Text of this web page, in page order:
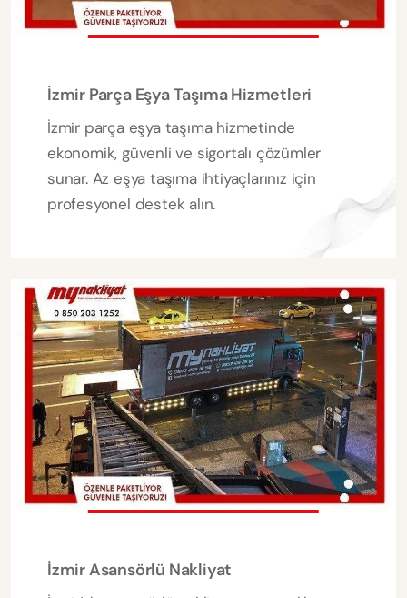
İzmir Parça Eşya Taşıma Hizmetleri
İzmir parça eşya taşıma hizmetinde
ekonomik, güvenli ve sigortalı çözümler
sunar. Az eşya taşıma ihtiyaçlarınız için
profesyonel destek alın.
İzmir Asansörlü Nakliyat